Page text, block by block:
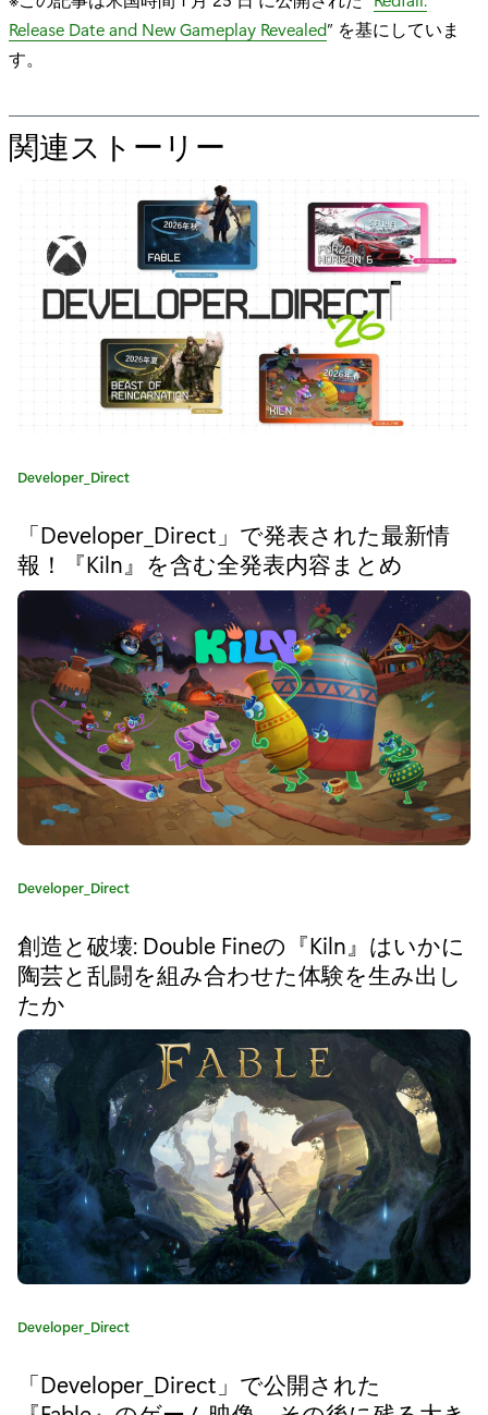
Release Date and New Gameplay Revealed” を基にしていま
す。
関連ストーリー
た
め
の
"
『
R
e
a
l
l
』
の
発
売
日
と
し
い
ー
ム
プ
レ
イ
映
像
表
カ
ゴ
:
Developer_Direct
「Developer_Direct」で発表された最新情
報！『Kiln』を含む全発表内容まとめ
カ
ゴ
リ
Developer_Direct
創造と破壊: Double Fineの『Kiln』はいかに
陶芸と乱闘を組み合わせた体験を生み出し
たか
カ
ゴ
Developer_Direct
「Developer_Direct」で公開された